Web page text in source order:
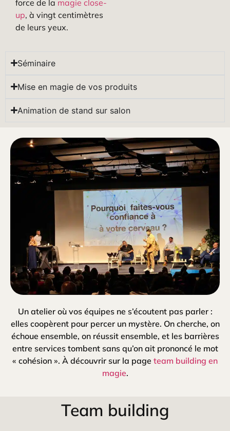
force de la magie close-
up, à vingt centimètres
de leurs yeux.
Séminaire
Mise en magie de vos produits
Animation de stand sur salon
Un atelier où vos équipes ne s’écoutent pas parler :
elles coopèrent pour percer un mystère. On cherche, on
échoue ensemble, on réussit ensemble, et les barrières
entre services tombent sans qu’on ait prononcé le mot
« cohésion ». À découvrir sur la page team building en
magie.
Team building